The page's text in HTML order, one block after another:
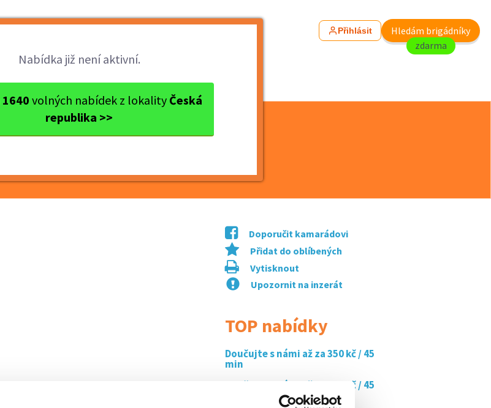
Přihlásit
Hledám brigádníky
zdarma
Nabídka již není aktivní.
1640 volných nabídek z lokality Česká
republika >>
Znojmo Doručovatel HEVLÍN
Doporučit kamarádovi
Přidat do oblíbených
Vytisknout
Upozornit na inzerát
TOP nabídky
Doučujte s námi až za 350 kč / 45
min
Doučujte s námi až za 350 kč / 45